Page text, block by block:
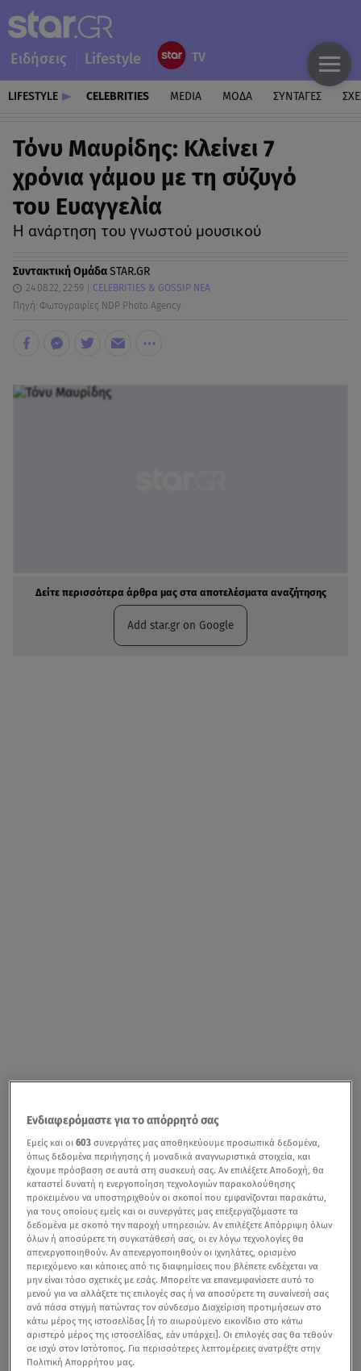
Ειδήσεις Lifestyle
LIFESTYLE CELEBRITIES MEDIA ΜΟΔΑ ΣΥΝΤΑΓΕΣ
Τόνυ Μαυρίδης: Κλείνει 7
χρόνια γάμου με τη σύζυγό
του Ευαγγελία
Η ανάρτηση του γνωστού μουσικού
Συντακτική ΟμάδαSTAR.GR
24.08.22, 22:59
CELEBRITIES & GOSSIP ΝΕΑ
Πηγή: Φωτογραφίες NDP Photo Agency
Δείτε περισσότερα άρθρα μας στα αποτελέσματα αναζήτησης
Add star.gr on Google
Ενδιαφερόμαστε για το απόρρητό σας
Εμείς και οι603 συνεργάτες μας αποθηκεύουμε προσωπικά δεδομένα,
όπως δεδομένα περιήγησης ή μοναδικά αναγνωριστικά στοιχεία, και
έχουμε πρόσβαση σε αυτά στη συσκευή σας. Αν επιλέξετε Αποδοχή, θα
καταστεί δυνατή η ενεργοποίηση τεχνολογιών παρακολούθησης
προκειμένου να υποστηριχθούν οι σκοποί που εμφανίζονται παρακάτω,
για τους οποίους εμείς και οι συνεργάτες μας επεξεργαζόμαστε τα
δεδομένα με σκοπό την παροχή υπηρεσιών. Αν επιλέξετε Απόρριψη όλων
όλων ή αποσύρετε τη συγκατάθεσή σας, οι εν λόγω τεχνολογίες θα
απενεργοποιηθούν. Αν απενεργοποιηθούν οι ιχνηλάτες, ορισμένο
περιεχόμενο και κάποιες από τις διαφημίσεις που βλέπετε ενδέχεται να
μην είναι τόσο σχετικές με εσάς. Μπορείτε να επανεμφανίσετε αυτό το
μενού για να αλλάξετε τις επιλογές σας ή να αποσύρετε τη συναίνεσή σας
ανά πάσα στιγμή πατώντας τον σύνδεσμο Διαχείριση προτιμήσεων στο
κάτω μέρος της ιστοσελίδας [ή το αιωρούμενο εικονίδιο στο κάτω
αριστερό μέρος της ιστοσελίδας, εάν υπάρχει]. Οι επιλογές σας θα τεθούν
σε ισχύ στον Ιστότοπος. Για περισσότερες λεπτομέρειες ανατρέξτε στην
Πολιτική Απορρήτου μας.